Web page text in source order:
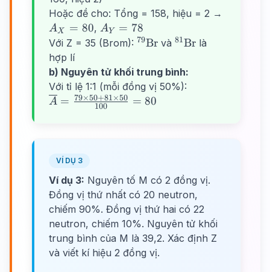
= 1
= 0
81
79
Hoặc đề cho: Tổng = 158, hiệu = 2 →
AX = 80, A_Y
=
AY = 78
Với Z = 35 (Brom): ^{79}\text{Br}
79Br và ^{81}\text{Br}
81Br là
hợp lí
b) Nguyên tử khối trung bình:
Với tỉ lệ 1:1 (mỗi đồng vị 50%):
\overline{A}
50}{100} =
A = 100
79×50+81×50 = 80
VÍ DỤ 3
Ví dụ 3: Nguyên tố M có 2 đồng vị.
Đồng vị thứ nhất có 20 neutron,
chiếm 90%. Đồng vị thứ hai có 22
neutron, chiếm 10%. Nguyên tử khối
trung bình của M là 39,2. Xác định Z
và viết kí hiệu 2 đồng vị.